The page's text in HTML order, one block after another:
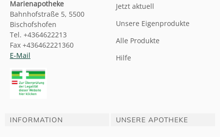
Marienapotheke
Bahnhofstraße 5, 5500
Bischofshofen
Tel. +4364622213
Fax +436462221360
E-Mail
Jetzt aktuell
Unsere Eigenprodukte
Alle Produkte
Hilfe
INFORMATION UNSERE APOTHEKE